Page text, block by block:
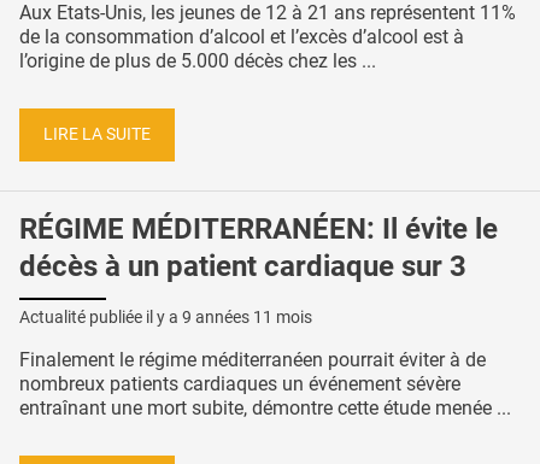
Aux Etats-Unis, les jeunes de 12 à 21 ans représentent 11%
de la consommation d’alcool et l’excès d’alcool est à
l’origine de plus de 5.000 décès chez les ...
LIRE LA SUITE
RÉGIME MÉDITERRANÉEN: Il évite le
décès à un patient cardiaque sur 3
Actualité publiée il y a 9 années 11 mois
Finalement le régime méditerranéen pourrait éviter à de
nombreux patients cardiaques un événement sévère
entraînant une mort subite, démontre cette étude menée ...